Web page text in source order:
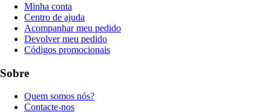
Minha conta
Centro de ajuda
Acompanhar meu pedido
Devolver meu pedido
Códigos promocionais
Sobre
Quem somos nós?
Contacte-nos